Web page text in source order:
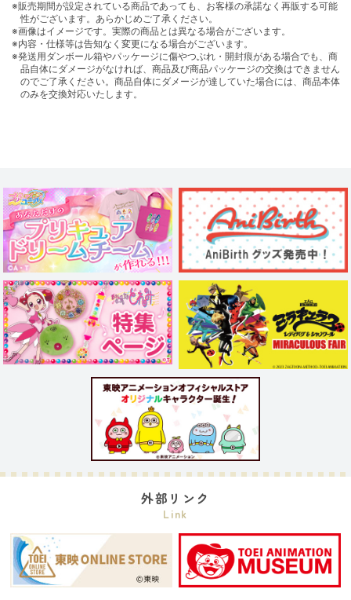
※販売期間が設定されている商品であっても、お客様の承諾なく再販する可能
性がございます。あらかじめご了承ください。
※画像はイメージです。実際の商品とは異なる場合がございます。
※内容・仕様等は告知なく変更になる場合がございます。
※発送用ダンボール箱やパッケージに傷やつぶれ・開封痕がある場合でも、商
品自体にダメージがなければ、商品及び商品パッケージの交換はできません
のでご了承ください。商品自体にダメージが達していた場合には、商品本体
のみを交換対応いたします。
外部リンク
Link